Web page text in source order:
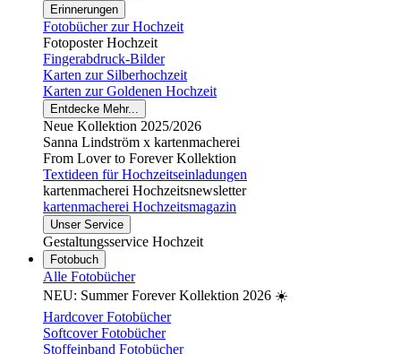
Erinnerungen
Fotobücher zur Hochzeit
Fotoposter Hochzeit
Fingerabdruck-Bilder
Karten zur Silberhochzeit
Karten zur Goldenen Hochzeit
Entdecke Mehr...
Neue Kollektion 2025/2026
Sanna Lindström x kartenmacherei
From Lover to Forever Kollektion
Textideen für Hochzeitseinladungen
kartenmacherei Hochzeitsnewsletter
kartenmacherei Hochzeitsmagazin
Unser Service
Gestaltungsservice Hochzeit
Fotobuch
Alle Fotobücher
NEU: Summer Forever Kollektion 2026 ☀️
Hardcover Fotobücher
Softcover Fotobücher
Stoffeinband Fotobücher